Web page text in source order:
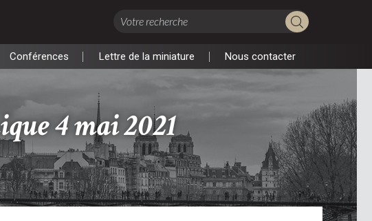
Conférences
Conférences Lettre de la miniature
Lettre de la miniature Nous contacter
Nous contacter
4 mai 2021